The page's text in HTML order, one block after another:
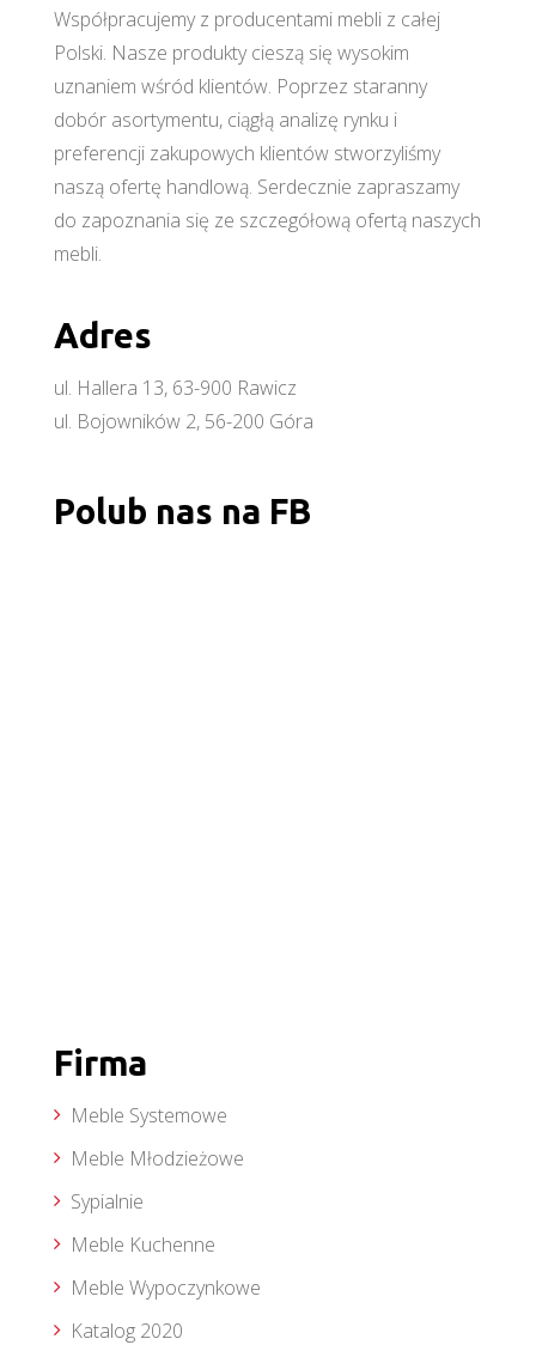
Współpracujemy z producentami mebli z całej
Polski. Nasze produkty cieszą się wysokim
uznaniem wśród klientów. Poprzez staranny
dobór asortymentu, ciągłą analizę rynku i
preferencji zakupowych klientów stworzyliśmy
naszą ofertę handlową. Serdecznie zapraszamy
do zapoznania się ze szczegółową ofertą naszych
mebli.
Adres
ul. Hallera 13, 63-900 Rawicz
ul. Bojowników 2, 56-200 Góra
Polub nas na FB
Firma
Meble Systemowe
Meble Młodzieżowe
Sypialnie
Meble Kuchenne
Meble Wypoczynkowe
Katalog 2020